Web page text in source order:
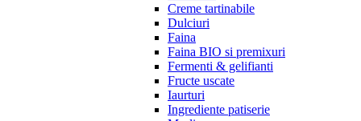
Creme tartinabile
Dulciuri
Faina
Faina BIO si premixuri
Fermenti & gelifianti
Fructe uscate
Iaurturi
Ingrediente patiserie